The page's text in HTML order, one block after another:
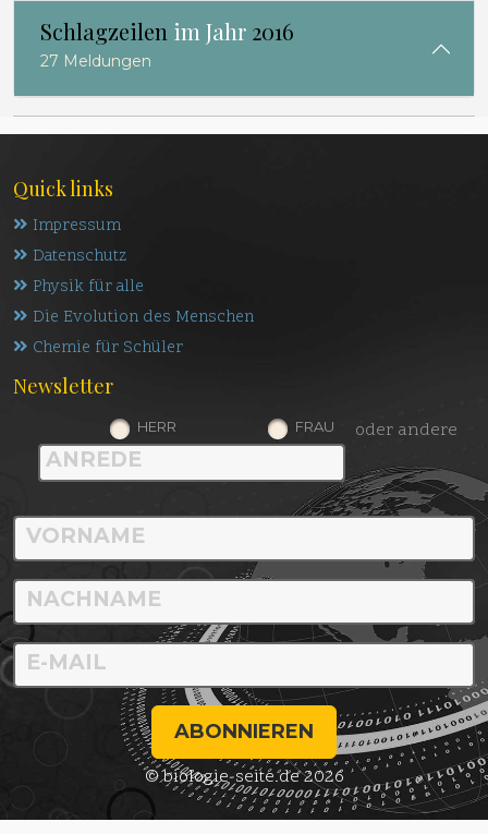
Schlagzeilen im Jahr 2016
27 Meldungen
Quick links
Impressum
Datenschutz
Physik für alle
Die Evolution des Menschen
Chemie für Schüler
Newsletter
HERR FRAU oder andere
ABONNIEREN
© biologie-seite.de 2026